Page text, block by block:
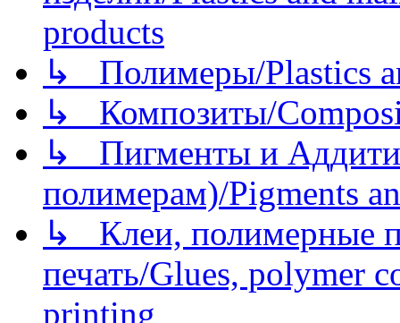
products
↳ Полимеры/Plastics
↳ Композиты/
↳ Пигменты и
полимерам)/Pigments
↳ Клеи, полимерные
печать/Glues, polymer
printing